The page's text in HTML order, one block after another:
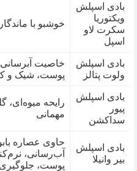
بادی اسپلش
ویکتوریا
سکرت لاو
اسپل
خوشبو با
بادی اسپلش
ولوت پتالز
خاصیت
پوست، شیک و
بادی اسپلش
پیور
سداکشن
رایحه میوه‌ای،
مهمانی
بادی اسپلش
بیر وانیلا
حاوی عصاره
آب‌رسانی،
پوست،